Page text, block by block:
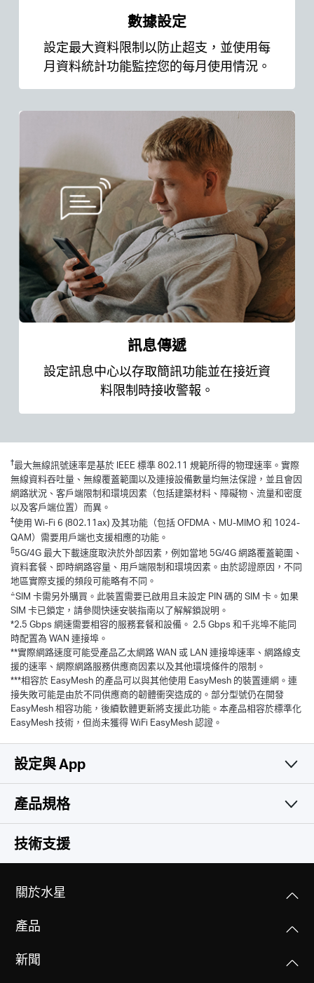
數據設定
設定最大資料限制以防止超支，並使用每
月資料統計功能監控您的每月使用情況。
訊息傳遞
設定訊息中心以存取簡訊功能並在接近資
料限制時接收警報。
†最大無線訊號速率是基於 IEEE 標準 802.11 規範所得的物理速率。實際
無線資料吞吐量、無線覆蓋範圍以及連接設備數量均無法保證，並且會因
網路狀況、客戶端限制和環境因素（包括建築材料、障礙物、流量和密度
以及客戶端位置）而異。
‡使用 Wi-Fi 6 (802.11ax) 及其功能（包括 OFDMA、MU-MIMO 和 1024-
QAM）需要用戶端也支援相應的功能。
§5G/4G 最大下載速度取決於外部因素，例如當地 5G/4G 網路覆蓋範圍、
資料套餐、即時網路容量、用戶端限制和環境因素。由於認證原因，不同
地區實際支援的頻段可能略有不同。
△SIM 卡需另外購買。此裝置需要已啟用且未設定 PIN 碼的 SIM 卡。如果
SIM 卡已鎖定，請參閱快速安裝指南以了解解鎖說明。
*2.5 Gbps 網速需要相容的服務套餐和設備。 2.5 Gbps 和千兆埠不能同
時配置為 WAN 連接埠。
**實際網路速度可能受產品乙太網路 WAN 或 LAN 連接埠速率、網路線支
援的速率、網際網路服務供應商因素以及其他環境條件的限制。
***相容於 EasyMesh 的產品可以與其他使用 EasyMesh 的裝置連網。連
接失敗可能是由於不同供應商的韌體衝突造成的。部分型號仍在開發
EasyMesh 相容功能，後續軟體更新將支援此功能。本產品相容於標準化
EasyMesh 技術，但尚未獲得 WiFi EasyMesh 認證。
設定與 App
簡易且實用
產品規格
無線網路
EU:
(2100/1800/850/2600/900/800/700/2600/2300/2500/3700/
FDD-LTE: B1/B3/B5/B7/B8/B20/B28
5G/4G/3G Router
190 × 130 × 69.7 mm
技術支援
關於水星
產品
新聞